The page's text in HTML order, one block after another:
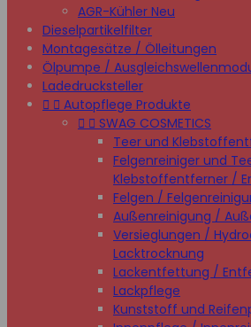
AGR-Kühler Neu
Dieselpartikelfilter
Montagesätze / Ölleitungen
Ölpumpe /
Ladedrucksteller
  Autopflege Produkte
  SWAG COSMETICS
Teer und
Felgenreiniger und
Klebstoffentferner /
Felgen /
Außenreinigung /
Versieglungen /
Lacktrocknung
Lackentfettung /
Lackpflege
Kunststoff und